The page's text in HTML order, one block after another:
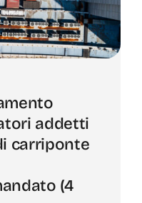
addetti
carriponte
(4